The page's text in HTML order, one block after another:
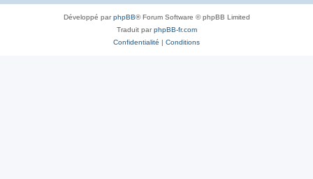
Développé parphpBB® Forum Software © phpBB Limited
Traduit parphpBB-fr.com
Confidentialité | Conditions